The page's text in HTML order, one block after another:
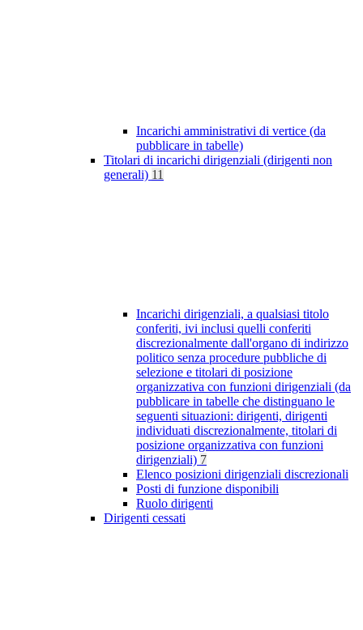
Incarichi amministrativi di vertice (da
pubblicare in tabelle)
Titolari di incarichi dirigenziali (dirigenti non
generali) 11
Incarichi dirigenziali, a qualsiasi titolo
conferiti, ivi inclusi quelli conferiti
discrezionalmente dall'organo di indirizzo
politico senza procedure pubbliche di
selezione e titolari di posizione
organizzativa con funzioni dirigenziali (da
pubblicare in tabelle che distinguano le
seguenti situazioni: dirigenti, dirigenti
individuati discrezionalmente, titolari di
posizione organizzativa con funzioni
dirigenziali) 7
Elenco posizioni dirigenziali discrezionali
Posti di funzione disponibili
Ruolo dirigenti
Dirigenti cessati